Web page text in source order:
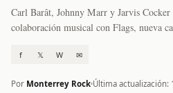
Carl Barât, Johnny Marr y Jarvis Cocker
colaboración musical con Flags, nueva
f 𝕏 W ✉
Por Monterrey Rock Última